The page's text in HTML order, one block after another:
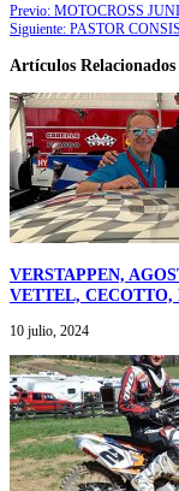
Previo: MOTOCROSS
Siguiente: PASTOR
Artículos Relacionados
VERSTAPPEN,
VETTEL, CECOTTO,
10 julio, 2024